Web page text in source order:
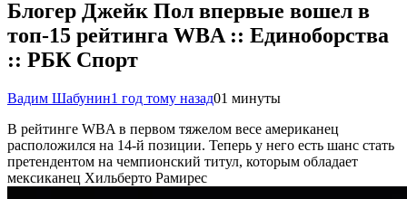
Блогер Джейк Пол впервые вошел в
топ-15 рейтинга WBA :: Единоборства
:: РБК Спорт
Вадим Шабунин1 год тому назад01 минуты
В рейтинге WBA в первом тяжелом весе американец
расположился на 14-й позиции. Теперь у него есть шанс стать
претендентом на чемпионский титул, которым обладает
мексиканец Хильберто Рамирес